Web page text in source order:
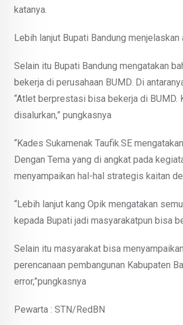
katanya.
Lebih lanjut Bupati Bandung
Selain itu Bupati Bandung mengatakan
bekerja di perusahaan BUMD. Di
“Atlet berprestasi bisa bekerja di BUMD.
disalurkan,” pungkasnya
“Kades Sukamenak Taufik.SE
Dengan Tema yang di angkat pada
menyampaikan hal-hal strategis kaitan
“Lebih lanjut kang Opik mengatakan
kepada Bupati jadi masyarakatpun bisa
Selain itu masyarakat bisa
perencanaan pembangunan Kabupaten
error,”pungkasnya
Pewarta : STN/RedBN